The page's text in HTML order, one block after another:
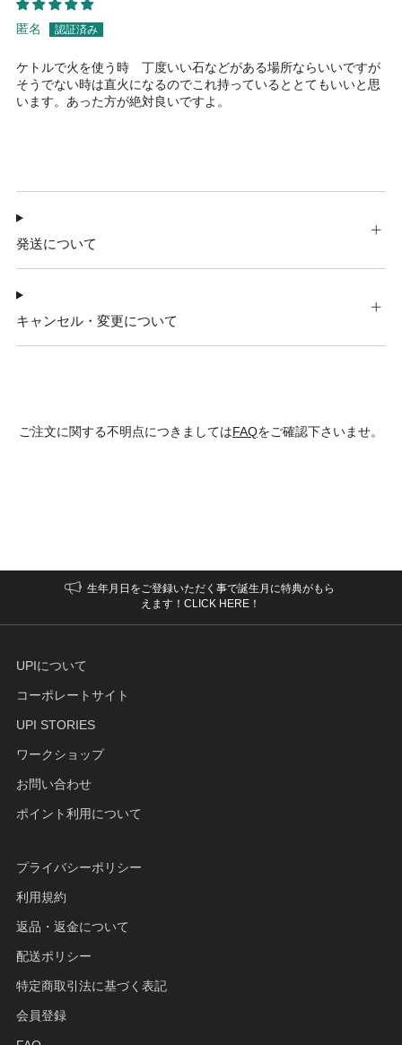
匿名
ケトルで火を使う時 丁度いい石などがある場所ならいいですが
そうでない時は直火になるのでこれ持っているととてもいいと思
います。あった方が絶対良いですよ。
発送について
キャンセル・変更について
ご注文に関する不明点につきましてはFAQをご確認下さいませ。
生年月日をご登録いただく事で誕生月に特典がもら
えます！CLICK HERE！
UPIについて
コーポレートサイト
UPI STORIES
ワークショップ
お問い合わせ
ポイント利用について
プライバシーポリシー
利用規約
返品・返金について
配送ポリシー
特定商取引法に基づく表記
会員登録